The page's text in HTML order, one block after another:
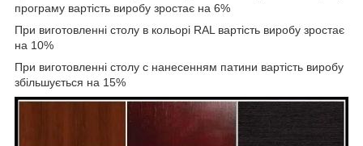
програму вартість виробу зростає на 6%
При виготовленні столу в кольорі RAL вартість виробу зростає
на 10%
При виготовленні столу c нанесенням патини вартість виробу
збільшується на 15%